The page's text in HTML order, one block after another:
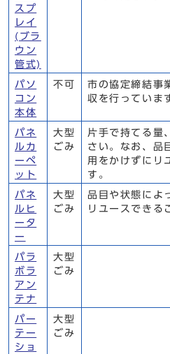
スプ
レイ
(ブラ
ウン
管式)
パソ
コン
本体
不可
市の協定締結事
収を行っていま
パネ
ルカ
ーペ
ット
大型
ごみ
片手で持てる量
さい。なお、品
用をかけずにリ
す。
パネ
ルヒ
ータ
ー
大型
ごみ
品目や状態によ
リユースできる
パラ
ボラ
アン
テナ
大型
ごみ
パー
テー
ショ
大型
ごみ